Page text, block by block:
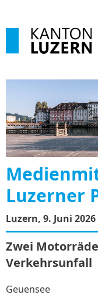
Luzerner
Luzern, 9. Juni 2026
Zwei
Verkehrsunfall
Geuensee